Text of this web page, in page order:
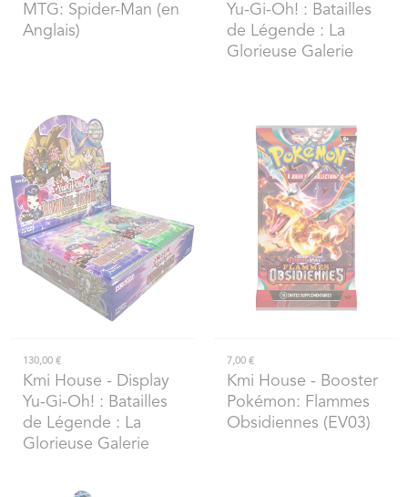
MTG: Spider-Man (en
Anglais)
Yu-Gi-Oh! : Batailles
de Légende : La
Glorieuse Galerie
130,00 €
Kmi House - Display
Yu-Gi-Oh! : Batailles
de Légende : La
Glorieuse Galerie
7,00 €
Kmi House - Booster
Pokémon: Flammes
Obsidiennes (EV03)